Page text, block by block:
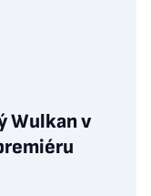
Wulkan v